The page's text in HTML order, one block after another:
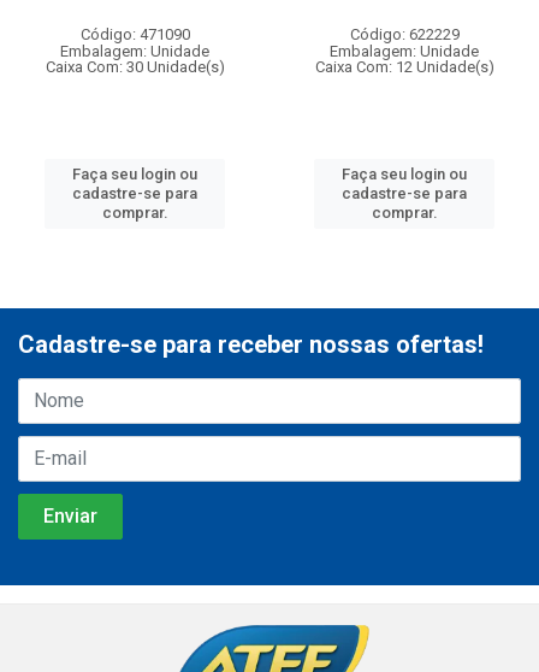
Código: 471090
Embalagem: Unidade
Caixa Com: 30 Unidade(s)
Faça seu login ou
cadastre-se para
comprar.
Código: 622229
Embalagem: Unidade
Caixa Com: 12 Unidade(s)
Faça seu login ou
cadastre-se para
comprar.
Cadastre-se para receber nossas ofertas!